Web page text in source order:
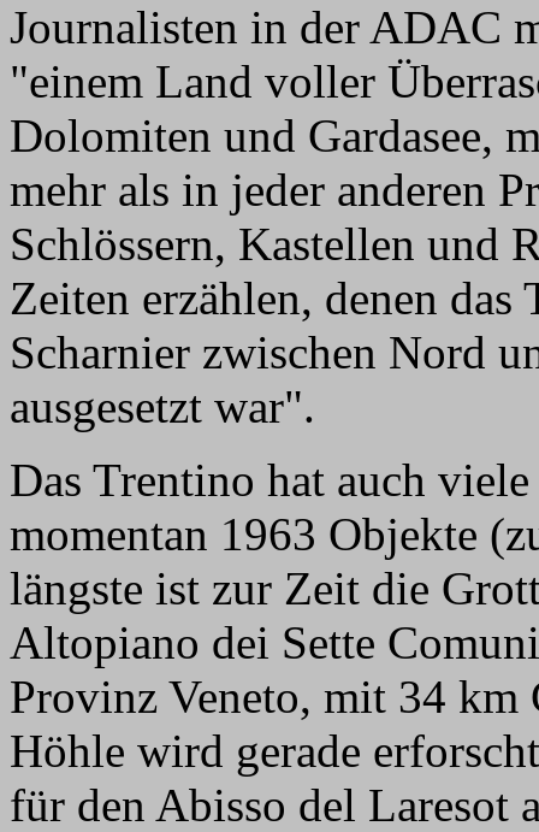
Journalisten in der ADAC
"einem Land voller
Dolomiten und Gardasee,
mehr als in jeder anderen
Schlössern, Kastellen und
Zeiten erzählen, denen
Scharnier zwischen Nord
ausgesetzt war".
Das Trentino hat auch
momentan 1963 Objekte
längste ist zur Zeit die
Altopiano dei Sette
Provinz Veneto, mit 34 km
Höhle wird gerade
für den Abisso del Laresot